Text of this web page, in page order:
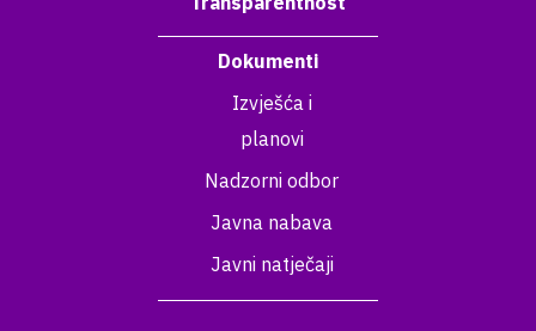
Dokumenti
Izvješća i
planovi
Nadzorni odbor
Javna nabava
Javni natječaji